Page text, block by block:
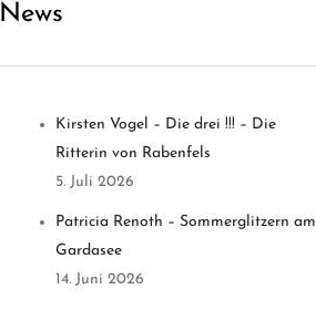
News
Kirsten Vogel – Die drei !!! – Die
Ritterin von Rabenfels
5. Juli 2026
Patricia Renoth – Sommerglitzern am
Gardasee
14. Juni 2026